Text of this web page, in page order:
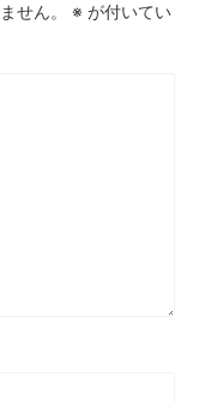
せん。 ※ が付いてい